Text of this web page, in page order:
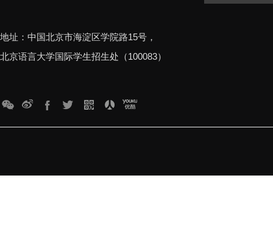
地址：中国北京市海淀区学院路15号，
北京语言大学国际学生招生处（100083）